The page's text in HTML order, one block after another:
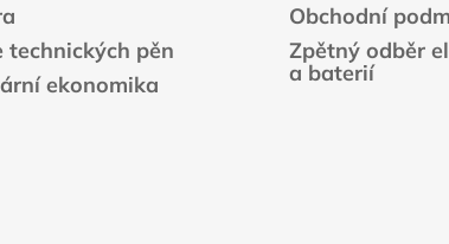
technických pěn
ekonomika
Obchodní
Zpětný odběr
a baterií